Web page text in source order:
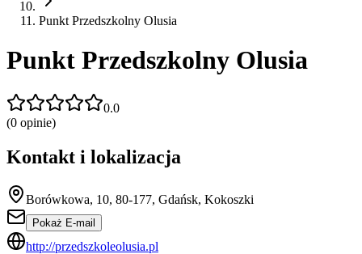
Punkt Przedszkolny Olusia
Punkt Przedszkolny Olusia
0.0
(0 opinie)
Kontakt i lokalizacja
Borówkowa, 10, 80-177, Gdańsk, Kokoszki
Pokaż E-mail
http://przedszkoleolusia.pl